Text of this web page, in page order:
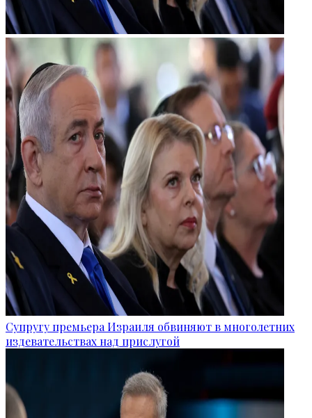
Супругу премьера Израиля обвиняют в многолетних
издевательствах над прислугой